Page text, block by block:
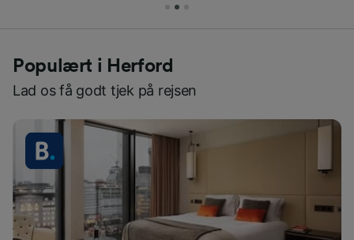
Populært i Herford
Lad os få godt tjek på rejsen